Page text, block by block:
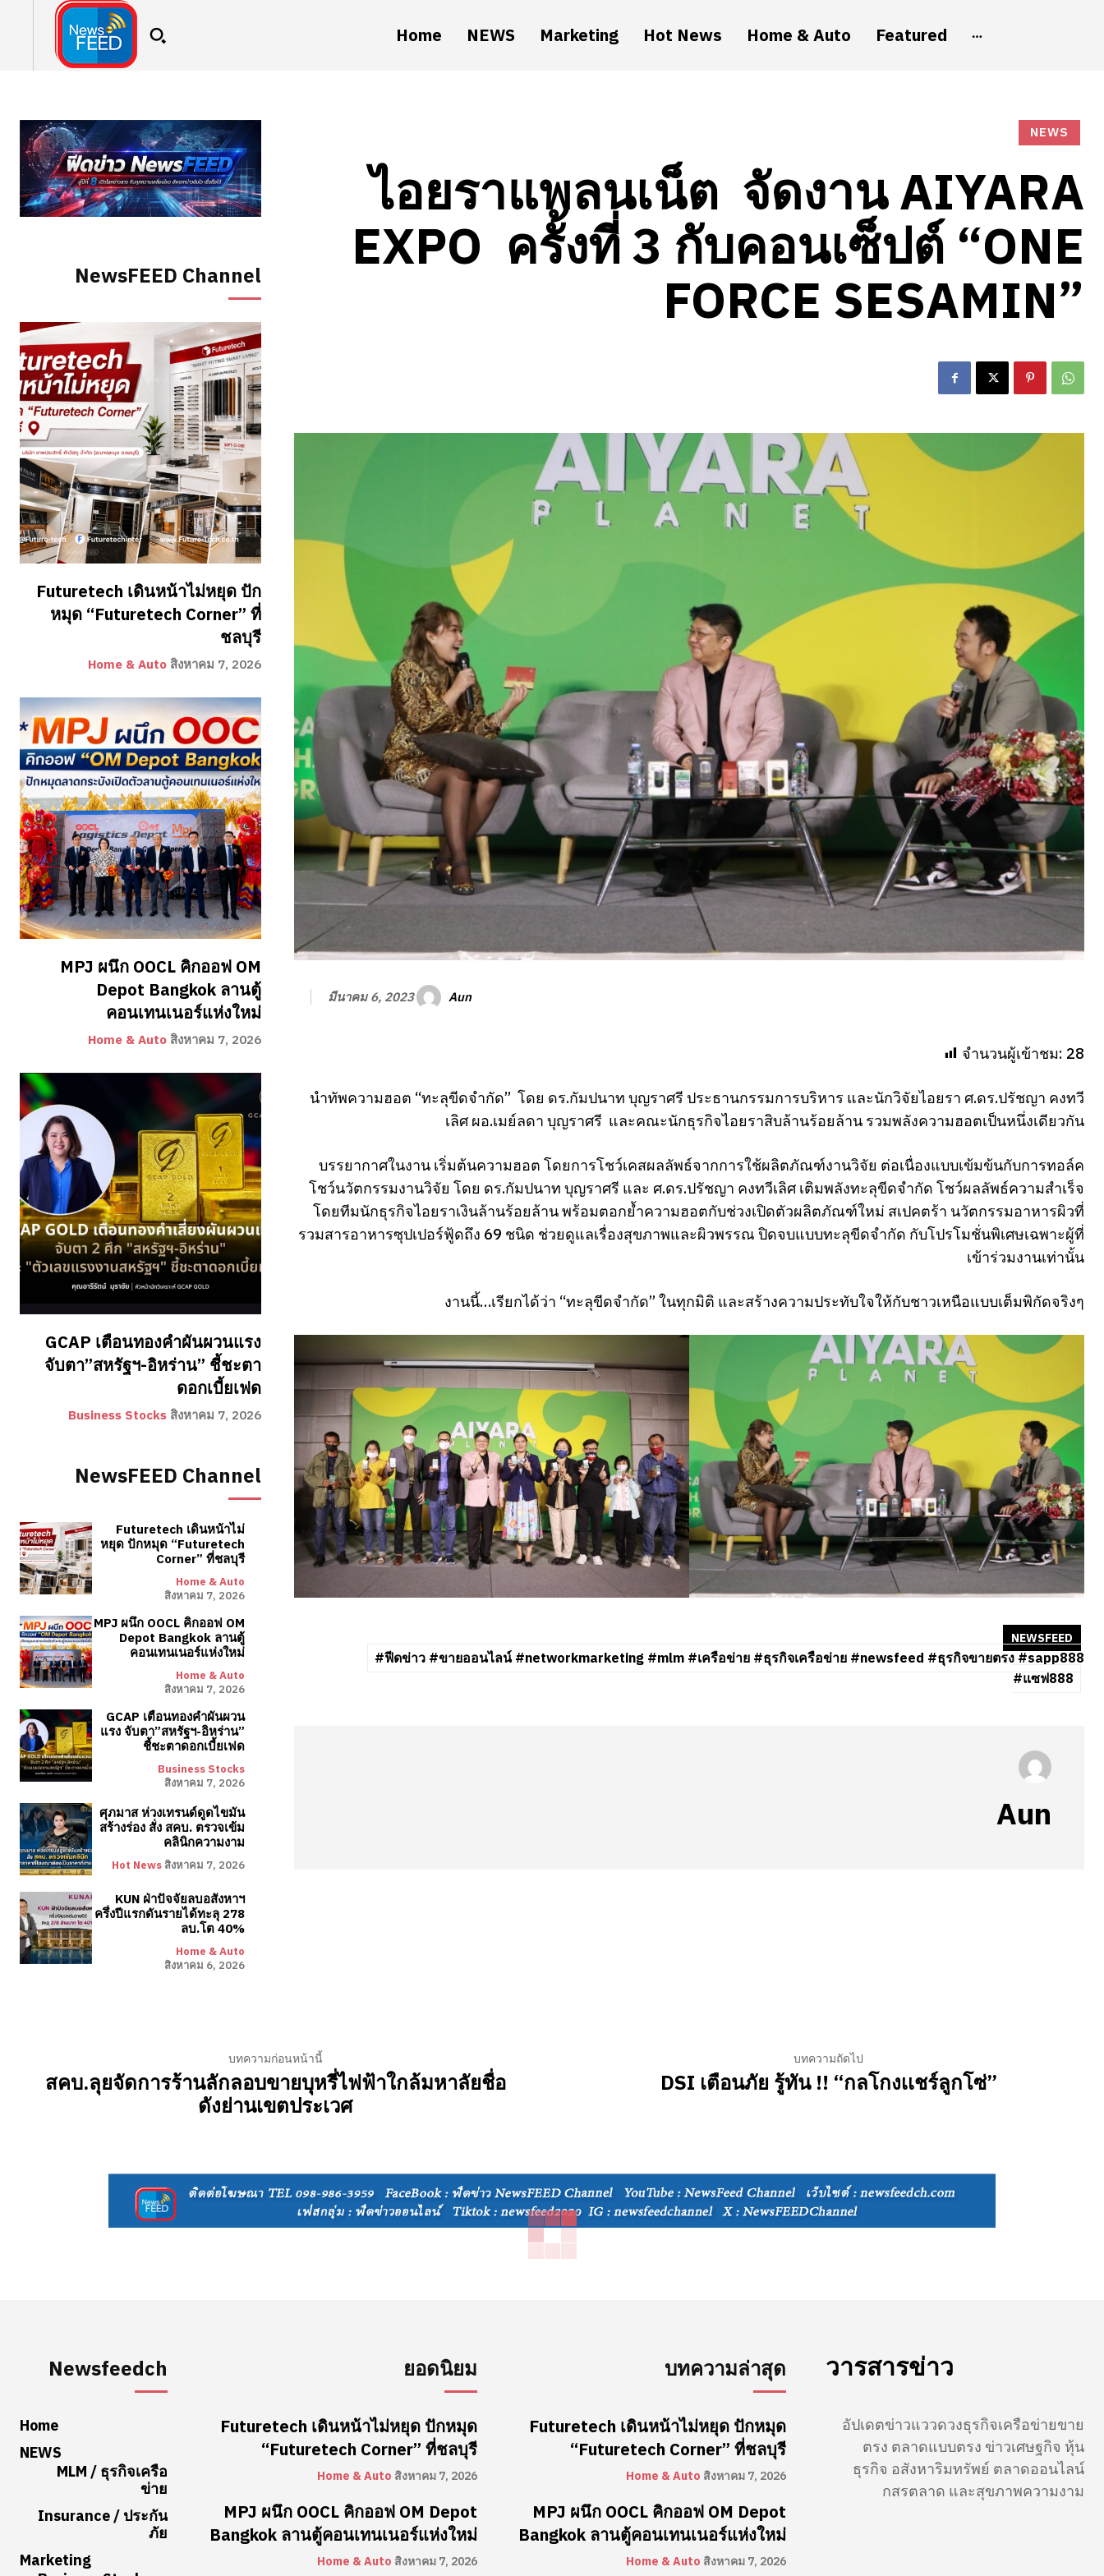
Home NEWS Marketing Hot News Home & Auto Featured
NewsFEED Channel
Futuretech เดินหน้าไม่หยุด ปัก
หมุด “Futuretech Corner” ที่
ชลบุรี
Home & Auto สิงหาคม 7, 2026
MPJ ผนึก OOCL คิกออฟ OM
Depot Bangkok ลานตู้
คอนเทนเนอร์แห่งใหม่
Home & Auto สิงหาคม 7, 2026
GCAP เตือนทองคำผันผวนแรง
จับตา”สหรัฐฯ-อิหร่าน” ชี้ชะตา
ดอกเบี้ยเฟด
Business Stocks สิงหาคม 7, 2026
NewsFEED Channel
Futuretech เดินหน้าไม่
หยุด ปักหมุด “Futuretech
Corner” ที่ชลบุรี
Home & Auto
สิงหาคม 7, 2026
MPJ ผนึก OOCL คิกออฟ OM
Depot Bangkok ลานตู้
คอนเทนเนอร์แห่งใหม่
Home & Auto
สิงหาคม 7, 2026
GCAP เตือนทองคำผันผวน
แรง จับตา”สหรัฐฯ-อิหร่าน”
ชี้ชะตาดอกเบี้ยเฟด
Business Stocks
สิงหาคม 7, 2026
ศุภมาส ห่วงเทรนด์ดูดไขมัน
สร้างร่อง สั่ง สคบ. ตรวจเข้ม
คลินิกความงาม
Hot News สิงหาคม 7, 2026
KUN ฝ่าปัจจัยลบอสังหาฯ
ครึ่งปีแรกดันรายได้ทะลุ 278
ลบ.โต 40%
Home & Auto
สิงหาคม 6, 2026
NEWS
ไอยราแพลนเน็ต จัดงาน AIYARA
EXPO ครั้งที่ 3 กับคอนเซ็ปต์ “ONE
FORCE SESAMIN”
มีนาคม 6, 2023 Aun
จำนวนผู้เข้าชม: 28
นำทัพความฮอต “ทะลุขีดจำกัด” โดย ดร.กัมปนาท บุญราศรี ประธานกรรมการบริหาร และนักวิจัยไอยรา ศ.ดร.ปรัชญา คงทวี
เลิศ ผอ.เมย์ลดา บุญราศรี และคณะนักธุรกิจไอยราสิบล้านร้อยล้าน รวมพลังความฮอตเป็นหนึ่งเดียวกัน
บรรยากาศในงาน เริ่มต้นความฮอต โดยการโชว์เคสผลลัพธ์จากการใช้ผลิตภัณฑ์งานวิจัย ต่อเนื่องแบบเข้มข้นกับการทอล์ค
โชว์นวัตกรรมงานวิจัย โดย ดร.กัมปนาท บุญราศรี และ ศ.ดร.ปรัชญา คงทวีเลิศ เติมพลังทะลุขีดจำกัด โชว์ผลลัพธ์ความสำเร็จ
โดยทีมนักธุรกิจไอยราเงินล้านร้อยล้าน พร้อมตอกย้ำความฮอตกับช่วงเปิดตัวผลิตภัณฑ์ใหม่ สเปคตร้า นวัตกรรมอาหารผิวที่
รวมสารอาหารซุปเปอร์ฟู้ดถึง 69 ชนิด ช่วยดูแลเรื่องสุขภาพและผิวพรรณ ปิดจบแบบทะลุขีดจำกัด กับโปรโมชั่นพิเศษเฉพาะผู้ที่
เข้าร่วมงานเท่านั้น
งานนี้…เรียกได้ว่า “ทะลุขีดจำกัด” ในทุกมิติ และสร้างความประทับใจให้กับชาวเหนือแบบเต็มพิกัดจริงๆ
NEWSFEED
#ฟีดข่าว #ขายออนไลน์ #networkmarketing #mlm #เครือข่าย #ธุรกิจเครือข่าย #newsfeed #ธุรกิจขายตรง #sapp888
#แซฟ888
Aun
บทความก่อนหน้านี้
สคบ.ลุยจัดการร้านลักลอบขายบุหรี่ไฟฟ้าใกล้มหาลัยชื่อ
ดังย่านเขตประเวศ
บทความถัดไป
DSI เตือนภัย รู้ทัน !! “กลโกงเเชร์ลูกโซ่”
Newsfeedch
Home
NEWS
MLM / ธุรกิจเครือ
ข่าย
Insurance / ประกัน
ภัย
Marketing
ยอดนิยม
Futuretech เดินหน้าไม่หยุด ปักหมุด
“Futuretech Corner” ที่ชลบุรี
Home & Auto สิงหาคม 7, 2026
MPJ ผนึก OOCL คิกออฟ OM Depot
Bangkok ลานตู้คอนเทนเนอร์แห่งใหม่
Home & Auto สิงหาคม 7, 2026
บทความล่าสุด
Futuretech เดินหน้าไม่หยุด ปักหมุด
“Futuretech Corner” ที่ชลบุรี
Home & Auto สิงหาคม 7, 2026
MPJ ผนึก OOCL คิกออฟ OM Depot
Bangkok ลานตู้คอนเทนเนอร์แห่งใหม่
Home & Auto สิงหาคม 7, 2026
วารสารข่าว
อัปเดตข่าวแววดวงธุรกิจเครือข่ายขาย
ตรง ตลาดแบบตรง ข่าวเศษฐกิจ หุ้น
ธุรกิจ อสังหาริมทรัพย์ ตลาดออนไลน์
กสรตลาด และสุขภาพความงาม